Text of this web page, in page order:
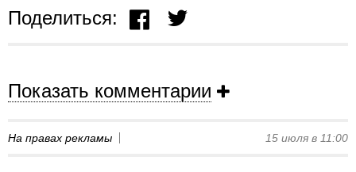
Поделиться:
Показать комментарии
На правах рекламы 15 июля в 11:00